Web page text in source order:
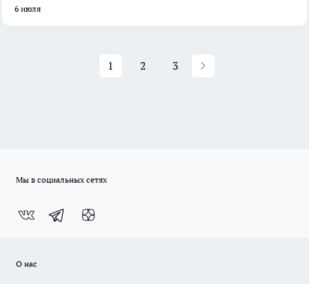
6 июля
1 2 3
Мы в социальных сетях
О нас